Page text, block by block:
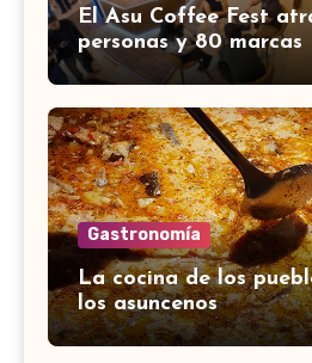
El Asu Coffee Fest
personas y 80 marcas
Gastronomía
La cocina de los
los asuncenos